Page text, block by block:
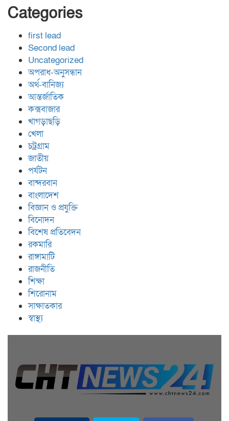
Categories
first lead
Second lead
Uncategorized
অপরাধ-অনুসন্ধান
অর্থ-বানিজ্য
আন্তর্জাতিক
কক্সবাজার
খাগড়াছড়ি
খেলা
চট্রগ্রাম
জাতীয়
পর্যটন
বান্দরবান
বাংলাদেশ
বিজ্ঞান ও প্রযুক্তি
বিনোদন
বিশেষ প্রতিবেদন
রকমারি
রাঙ্গামাটি
রাজনীতি
শিক্ষা
শিরোনাম
সাক্ষাতকার
স্বাস্থ্য